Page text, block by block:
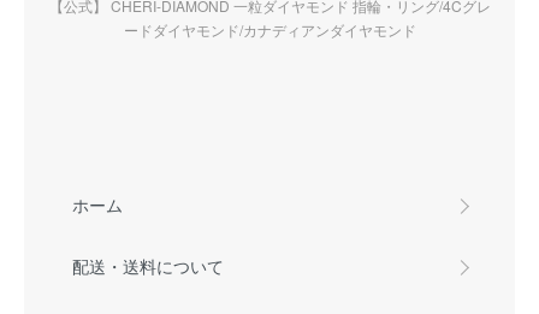
【公式】 CHERI-DIAMOND 一粒ダイヤモンド 指輪・リング/4Cグレ
ードダイヤモンド/カナディアンダイヤモンド
ホーム
配送・送料について